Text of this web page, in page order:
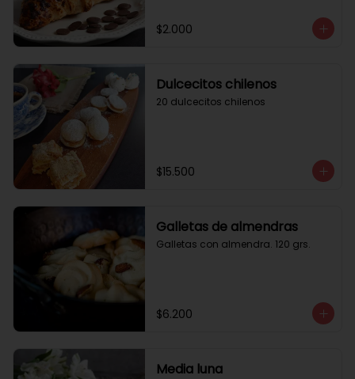
$2.000
Dulcecitos chilenos
20 dulcecitos chilenos
$15.500
Galletas de almendras
Galletas con almendra. 120 grs.
$6.200
Media luna